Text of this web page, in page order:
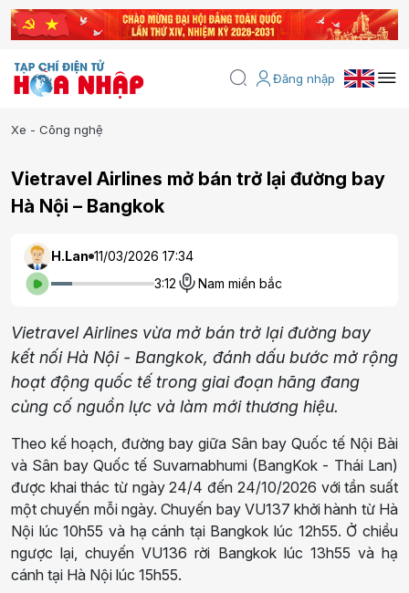
Đăng nhập
Xe - Công nghệ
Vietravel Airlines mở bán trở lại đường bay
Hà Nội – Bangkok
H.Lan 11/03/2026 17:34
3:12
Nam miền bắc
Vietravel Airlines vừa mở bán trở lại đường bay
kết nối Hà Nội - Bangkok, đánh dấu bước mở rộng
hoạt động quốc tế trong giai đoạn hãng đang
củng cố nguồn lực và làm mới thương hiệu.
Theo kế hoạch, đường bay giữa Sân bay Quốc tế Nội Bài
và Sân bay Quốc tế Suvarnabhumi (BangKok - Thái Lan)
được khai thác từ ngày 24/4 đến 24/10/2026 với tần suất
một chuyến mỗi ngày. Chuyến bay VU137 khởi hành từ Hà
Nội lúc 10h55 và hạ cánh tại Bangkok lúc 12h55. Ở chiều
ngược lại, chuyến VU136 rời Bangkok lúc 13h55 và hạ
cánh tại Hà Nội lúc 15h55.